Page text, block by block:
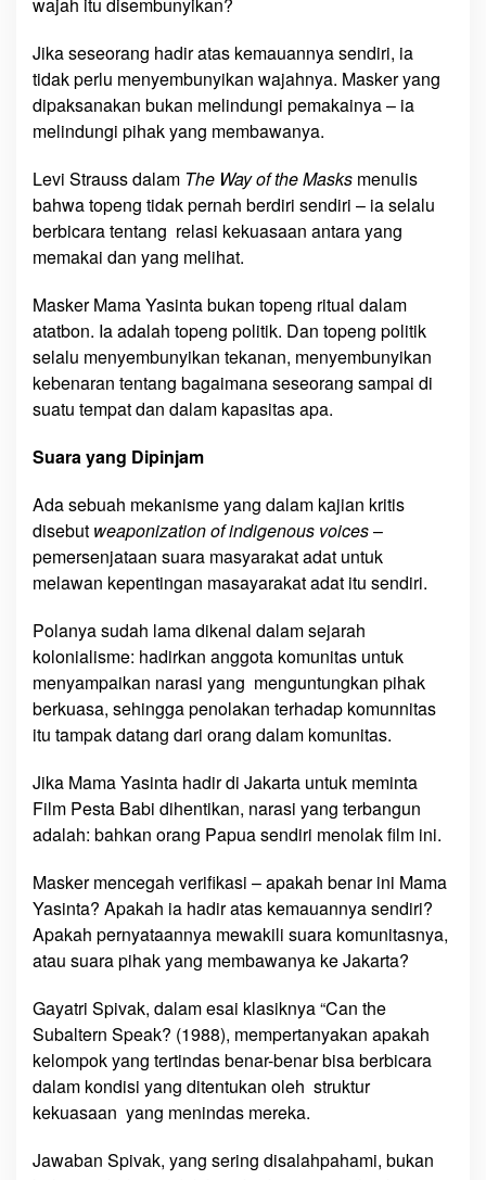
Jika seseorang hadir atas kemauannya sendiri, ia
tidak perlu menyembunyikan wajahnya. Masker yang
dipaksanakan bukan melindungi pemakainya – ia
melindungi pihak yang membawanya.
Levi Strauss dalam The Way of the Masks menulis
bahwa topeng tidak pernah berdiri sendiri – ia selalu
berbicara tentang relasi kekuasaan antara yang
memakai dan yang melihat.
Masker Mama Yasinta bukan topeng ritual dalam
atatbon. Ia adalah topeng politik. Dan topeng politik
selalu menyembunyikan tekanan, menyembunyikan
kebenaran tentang bagaimana seseorang sampai di
suatu tempat dan dalam kapasitas apa.
Suara yang Dipinjam
Ada sebuah mekanisme yang dalam kajian kritis
disebut weaponization of indigenous voices–
pemersenjataan suara masyarakat adat untuk
melawan kepentingan masayarakat adat itu sendiri.
Polanya sudah lama dikenal dalam sejarah
kolonialisme: hadirkan anggota komunitas untuk
menyampaikan narasi yang menguntungkan pihak
berkuasa, sehingga penolakan terhadap komunnitas
itu tampak datang dari orang dalam komunitas.
Jika Mama Yasinta hadir di Jakarta untuk meminta
Film Pesta Babi dihentikan, narasi yang terbangun
adalah: bahkan orang Papua sendiri menolak film ini.
Masker mencegah verifikasi – apakah benar ini Mama
Yasinta? Apakah ia hadir atas kemauannya sendiri?
Apakah pernyataannya mewakili suara komunitasnya,
atau suara pihak yang membawanya ke Jakarta?
Gayatri Spivak, dalam esai klasiknya “Can the
Subaltern Speak? (1988), mempertanyakan apakah
kelompok yang tertindas benar-benar bisa berbicara
dalam kondisi yang ditentukan oleh struktur
kekuasaan yang menindas mereka.
Jawaban Spivak, yang sering disalahpahami, bukan